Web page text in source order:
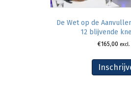
De Wet op de
12 blijvende
€165,00